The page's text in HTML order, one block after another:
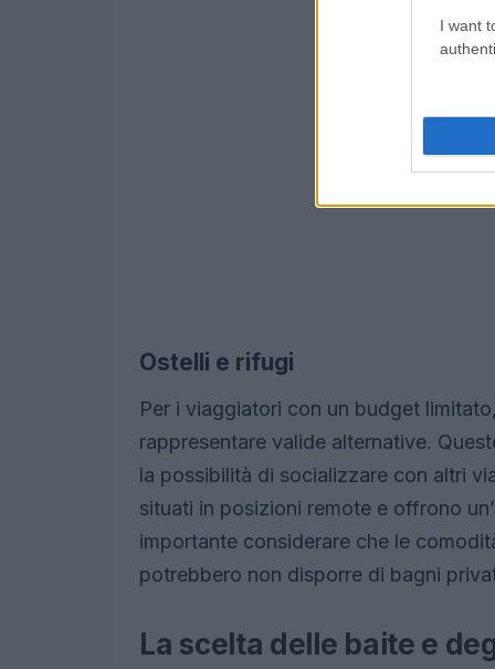
I want
Ostelli e rifugi
Per i viaggiatori con un budget
rappresentare valide alternative.
la possibilità di socializzare con altri
situati in posizioni remote e offrono
importante considerare che le
potrebbero non disporre di bagni
La scelta delle baite e